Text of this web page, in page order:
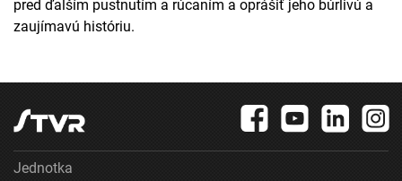
pred ďalším pustnutím a rúcaním a oprášiť jeho búrlivú a
zaujímavú históriu.
Jednotka